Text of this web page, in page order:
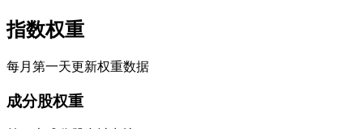
指数权重
每月第一天更新权重数据
成分股权重